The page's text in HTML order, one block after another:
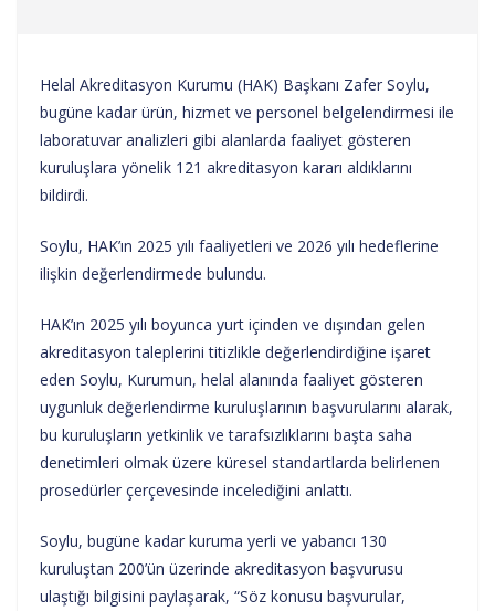
Helal Akreditasyon Kurumu (HAK) Başkanı Zafer Soylu,
bugüne kadar ürün, hizmet ve personel belgelendirmesi ile
laboratuvar analizleri gibi alanlarda faaliyet gösteren
kuruluşlara yönelik 121 akreditasyon kararı aldıklarını
bildirdi.
Soylu, HAK’ın 2025 yılı faaliyetleri ve 2026 yılı hedeflerine
ilişkin değerlendirmede bulundu.
HAK’ın 2025 yılı boyunca yurt içinden ve dışından gelen
akreditasyon taleplerini titizlikle değerlendirdiğine işaret
eden Soylu, Kurumun, helal alanında faaliyet gösteren
uygunluk değerlendirme kuruluşlarının başvurularını alarak,
bu kuruluşların yetkinlik ve tarafsızlıklarını başta saha
denetimleri olmak üzere küresel standartlarda belirlenen
prosedürler çerçevesinde incelediğini anlattı.
Soylu, bugüne kadar kuruma yerli ve yabancı 130
kuruluştan 200’ün üzerinde akreditasyon başvurusu
ulaştığı bilgisini paylaşarak, “Söz konusu başvurular,